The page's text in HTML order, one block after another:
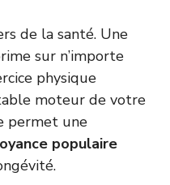
de la santé. Une
sur n’importe
physique
moteur de votre
permet une
populaire